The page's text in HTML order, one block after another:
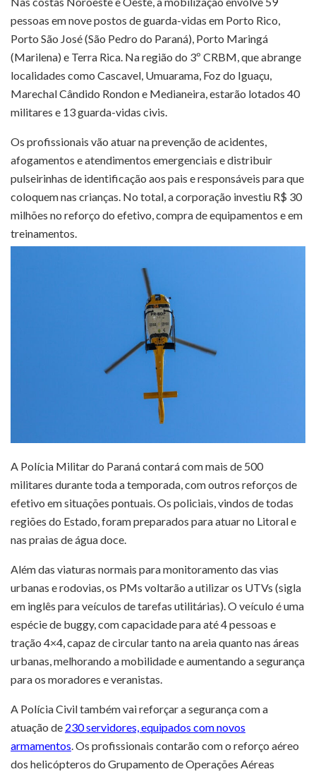
pessoas em nove postos de guarda-vidas em Porto Rico,
Porto São José (São Pedro do Paraná), Porto Maringá
(Marilena) e Terra Rica. Na região do 3º CRBM, que abrange
localidades como Cascavel, Umuarama, Foz do Iguaçu,
Marechal Cândido Rondon e Medianeira, estarão lotados 40
militares e 13 guarda-vidas civis.
Os profissionais vão atuar na prevenção de acidentes,
afogamentos e atendimentos emergenciais e distribuir
pulseirinhas de identificação aos pais e responsáveis para que
coloquem nas crianças. No total, a corporação investiu R$ 30
milhões no reforço do efetivo, compra de equipamentos e em
treinamentos.
A Polícia Militar do Paraná contará com mais de 500
militares durante toda a temporada, com outros reforços de
efetivo em situações pontuais. Os policiais, vindos de todas
regiões do Estado, foram preparados para atuar no Litoral e
nas praias de água doce.
Além das viaturas normais para monitoramento das vias
urbanas e rodovias, os PMs voltarão a utilizar os UTVs (sigla
em inglês para veículos de tarefas utilitárias). O veículo é uma
espécie de buggy, com capacidade para até 4 pessoas e
tração 4×4, capaz de circular tanto na areia quanto nas áreas
urbanas, melhorando a mobilidade e aumentando a segurança
para os moradores e veranistas.
A Polícia Civil também vai reforçar a segurança com a
atuação de 230 servidores, equipados com novos
armamentos . Os profissionais contarão com o reforço aéreo
dos helicópteros do Grupamento de Operações Aéreas